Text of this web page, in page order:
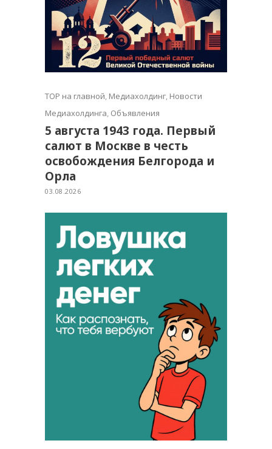
TOP на главной, Медиахолдинг, Новости
Медиахолдинга, Объявления
5 августа 1943 года. Первый
салют в Москве в честь
освобождения Белгорода и
Орла
03.08.2026